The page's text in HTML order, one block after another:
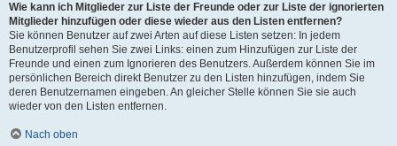
Wie kann ich Mitglieder zur Liste der Freunde oder zur Liste der ignorierten
Mitglieder hinzufügen oder diese wieder aus den Listen entfernen?
Sie können Benutzer auf zwei Arten auf diese Listen setzen: In jedem
Benutzerprofil sehen Sie zwei Links: einen zum Hinzufügen zur Liste der
Freunde und einen zum Ignorieren des Benutzers. Außerdem können Sie im
persönlichen Bereich direkt Benutzer zu den Listen hinzufügen, indem Sie
deren Benutzernamen eingeben. An gleicher Stelle können Sie sie auch
wieder von den Listen entfernen.
Nach oben